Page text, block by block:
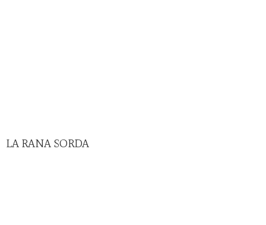
LA RANA SORDA